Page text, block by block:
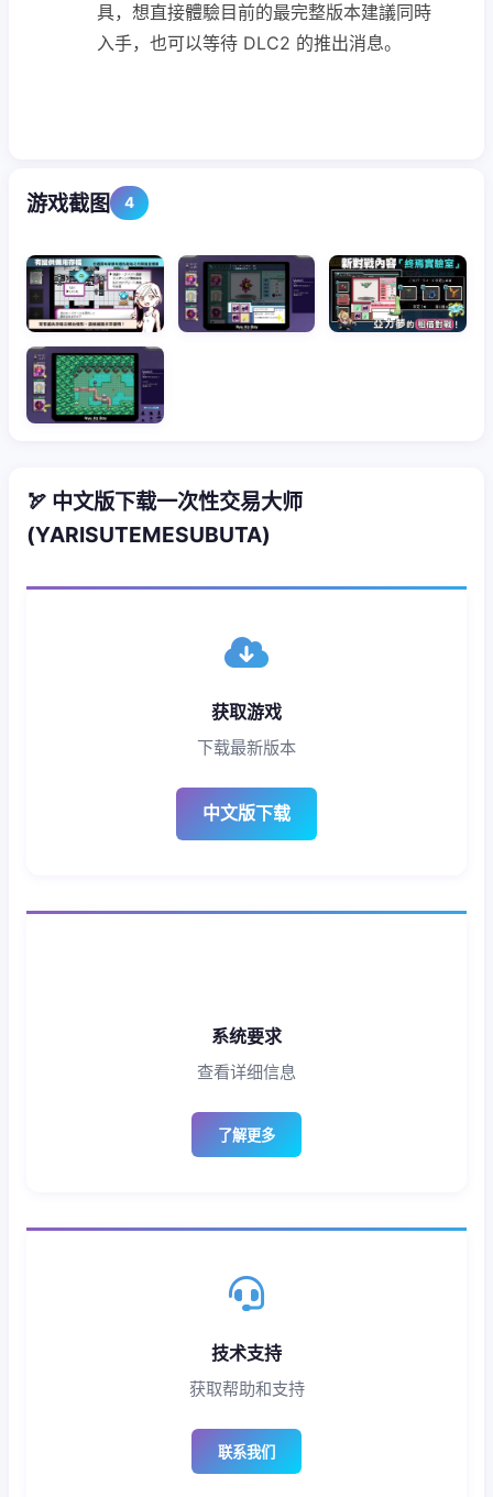
具，想直接體驗目前的最完整版本建議同時
入手，也可以等待 DLC2 的推出消息。
游戏截图 4
🏹 中文版下载一次性交易大师
(YARISUTEMESUBUTA)
获取游戏
下载最新版本
中文版下载
系统要求
查看详细信息
了解更多
技术支持
获取帮助和支持
联系我们